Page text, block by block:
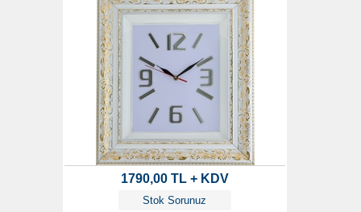
1790,00 TL + KDV
Stok Sorunuz